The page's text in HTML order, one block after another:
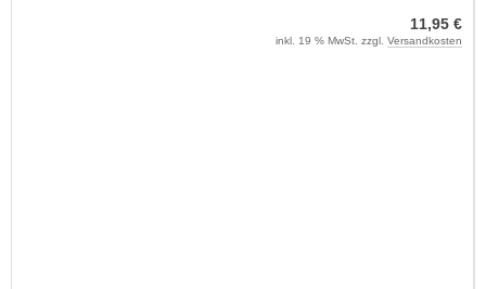
11,95 €
inkl. 19 % MwSt. zzgl. Versandkosten